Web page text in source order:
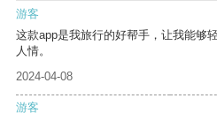
游客
这款app是我旅行的好帮手，让我能够
人情。
2024-04-08
游客